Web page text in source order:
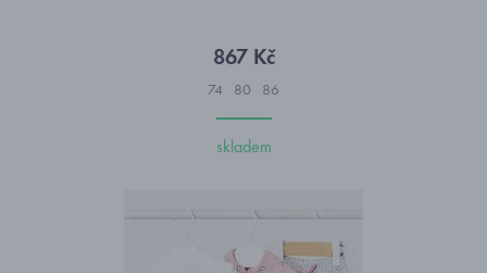
867 Kč
74 80 86
skladem